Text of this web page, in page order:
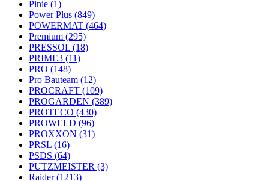
Pinie (1)
Power Plus (849)
POWERMAT (464)
Premium (295)
PRESSOL (18)
PRIME3 (11)
PRO (148)
Pro Bauteam (12)
PROCRAFT (109)
PROGARDEN (389)
PROTECO (430)
PROWELD (96)
PROXXON (31)
PRSL (16)
PSDS (64)
PUTZMEISTER (3)
Raider(1213)